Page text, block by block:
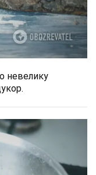
невелику